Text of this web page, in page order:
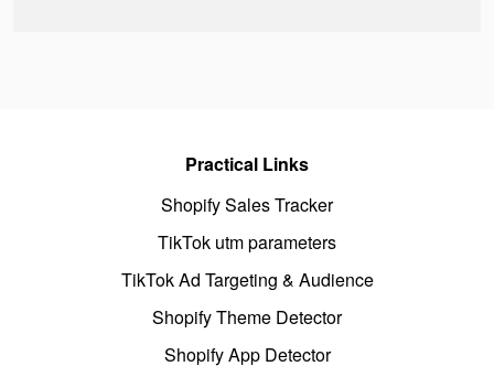
Practical Links
Shopify Sales Tracker
TikTok utm parameters
TikTok Ad Targeting & Audience
Shopify Theme Detector
Shopify App Detector